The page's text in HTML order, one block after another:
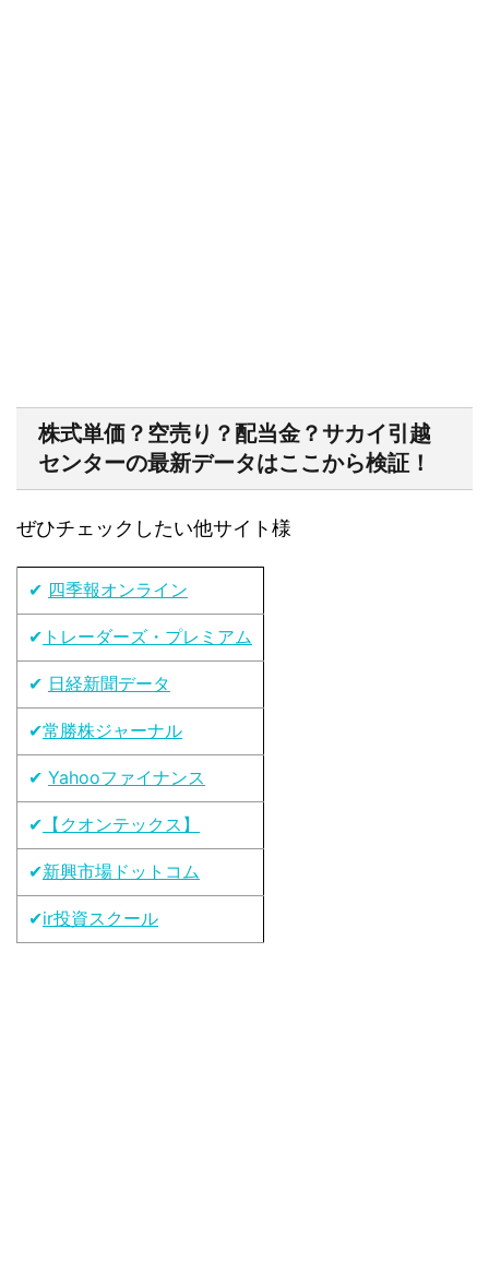
株式単価？空売り？配当金？サカイ引越
センターの最新データはここから検証！
ぜひチェックしたい他サイト様
✔ 四季報オンライン
✔ トレーダーズ・プレミアム
✔ 日経新聞データ
✔常勝株ジャーナル
✔ Yahooファイナンス
✔ 【クオンテックス】
✔新興市場ドットコム
✔ir投資スクール